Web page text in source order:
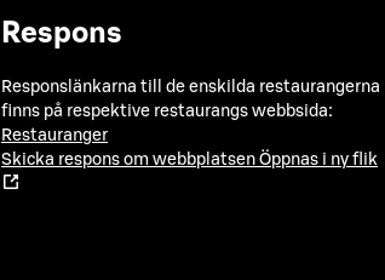
Respons
Responslänkarna till de enskilda restaurangerna
finns på respektive restaurangs webbsida:
Restauranger
Skicka respons om webbplatsen Öppnas i ny flik